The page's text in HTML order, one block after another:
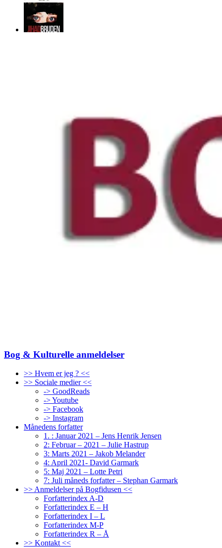
Bog & Kulturelle anmeldelser
>> Hvem er jeg ? <<
>> Sociale medier <<
-> GoodReads
-> Youtube
-> Facebook
-> Instagram
Månedens forfatter
1. : Januar 2021 – Jens Henrik Jensen
2: Februar – 2021 – Julie Hastrup
3: Marts 2021 – Jakob Melander
4: April 2021- David Garmark
5: Maj 2021 – Lotte Petri
7: Juli måneds forfatter – Stephan Garmark
>> Anmeldelser på Bogfidusen <<
Forfatterindex A-D
Forfatterindex E – H
Forfatterindex I – L
Forfatterindex M-P
Forfatterindex R – Å
>> Kontakt <<